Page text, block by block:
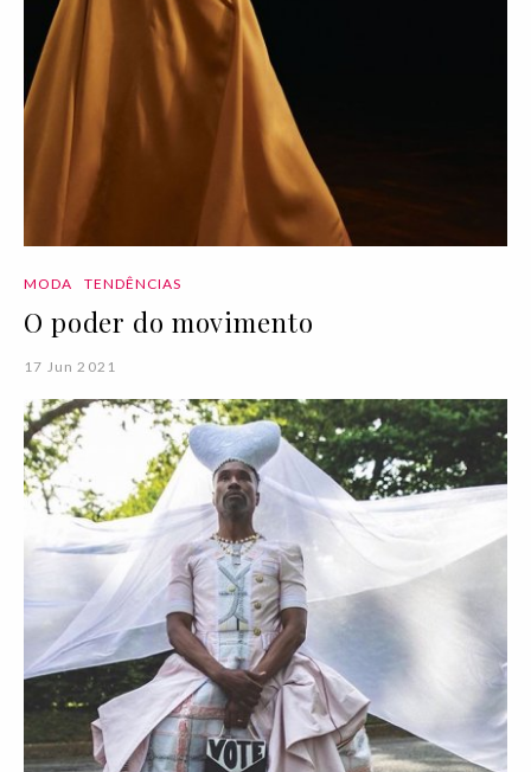
MODA TENDÊNCIAS
O poder do movimento
17 Jun 2021